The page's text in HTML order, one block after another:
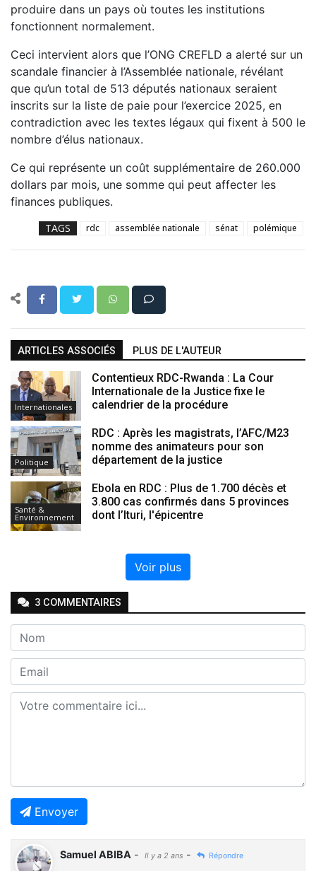
produire dans un pays où toutes les institutions
fonctionnent normalement.
Ceci intervient alors que l’ONG CREFLD a alerté sur un
scandale financier à l’Assemblée nationale, révélant
que qu’un total de 513 députés nationaux seraient
inscrits sur la liste de paie pour l’exercice 2025, en
contradiction avec les textes légaux qui fixent à 500 le
nombre d’élus nationaux.
Ce qui représente un coût supplémentaire de 260.000
dollars par mois, une somme qui peut affecter les
finances publiques.
TAGS rdc assemblée nationale sénat polémique
ARTICLES ASSOCIÉS PLUS DE L'AUTEUR
Internationales
Contentieux RDC-Rwanda : La Cour
Internationale de la Justice fixe le
calendrier de la procédure
Politique
RDC : Après les magistrats, l’AFC/M23
nomme des animateurs pour son
département de la justice
Santé &
Environnement
Ebola en RDC : Plus de 1.700 décès et
3.800 cas confirmés dans 5 provinces
dont l’Ituri, l'épicentre
Voir plus
3 COMMENTAIRES
Envoyer
Samuel ABIBA - Il y a 2 ans - Répondre